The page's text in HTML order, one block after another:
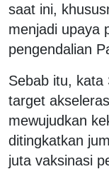
saat ini,
menjadi upaya
pengendalian
Sebab itu, kata
target
mewujudkan
ditingkatkan
juta vaksinasi